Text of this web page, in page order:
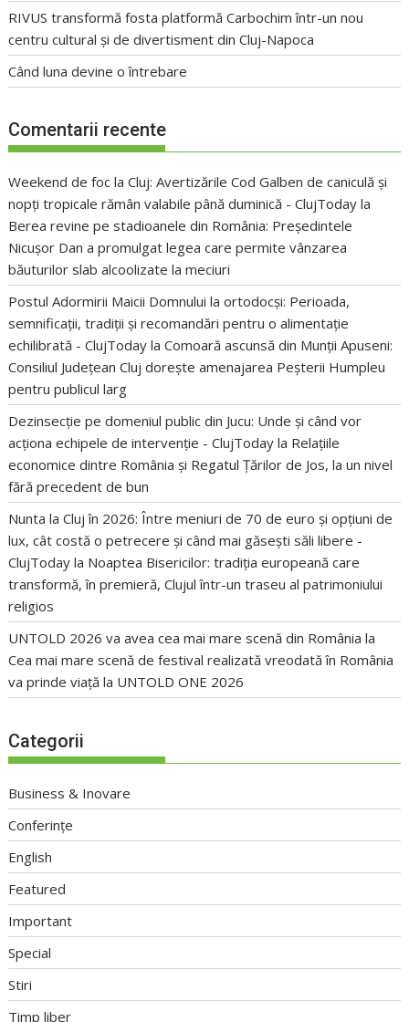
RIVUS transformă fosta platformă Carbochim într-un nou
centru cultural și de divertisment din Cluj-Napoca
Când luna devine o întrebare
Comentarii recente
Weekend de foc la Cluj: Avertizările Cod Galben de caniculă și
nopți tropicale rămân valabile până duminică - ClujToday la
Berea revine pe stadioanele din România: Președintele
Nicușor Dan a promulgat legea care permite vânzarea
băuturilor slab alcoolizate la meciuri
Postul Adormirii Maicii Domnului la ortodocși: Perioada,
semnificații, tradiții și recomandări pentru o alimentație
echilibrată - ClujToday laComoară ascunsă din Munții Apuseni:
Consiliul Județean Cluj dorește amenajarea Peșterii Humpleu
pentru publicul larg
Dezinsecție pe domeniul public din Jucu: Unde și când vor
acționa echipele de intervenție - ClujToday la Relațiile
economice dintre România și Regatul Țărilor de Jos, la un nivel
fără precedent de bun
Nunta la Cluj în 2026: Între meniuri de 70 de euro și opțiuni de
lux, cât costă o petrecere și când mai găsești săli libere -
ClujToday la Noaptea Bisericilor: tradiția europeană care
transformă, în premieră, Clujul într-un traseu al patrimoniului
religios
UNTOLD 2026 va avea cea mai mare scenă din România la
Cea mai mare scenă de festival realizată vreodată în România
va prinde viață la UNTOLD ONE 2026
Categorii
Business & Inovare
Conferințe
English
Featured
Important
Special
Stiri
Timp liber